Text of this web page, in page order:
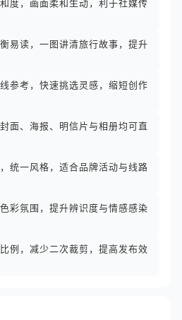
度，画面柔和生动，利于社媒传
易读，一图讲清旅行故事，提升
参考，快速挑选灵感，缩短创作
面、海报、明信片与相册均可直
统一风格，适合品牌活动与线路
彩氛围，提升辨识度与情感感染
例，减少二次裁剪，提高发布效